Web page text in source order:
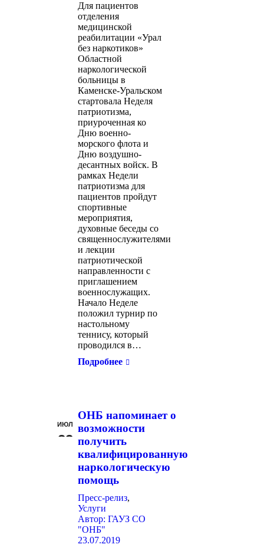
Для пациентов
отделения
медицинской
реабилитации «Урал
без наркотиков»
Областной
наркологической
больницы в
Каменске-Уральском
стартовала Неделя
патриотизма,
приуроченная ко
Дню военно-
морского флота и
Дню воздушно-
десантных войск. В
рамках Недели
патриотизма для
пациентов пройдут
спортивные
мероприятия,
духовные беседы со
священнослужителями
и лекции
патриотической
направленности с
приглашением
военнослужащих.
Начало Неделе
положил турнир по
настольному
теннису, который
проводился в…
Подробнее
ИЮЛ
23
ОНБ напоминает о
возможности
получить
квалифицированную
наркологическую
помощь
Пресс-релиз,
Услуги
Автор: ГАУЗ СО
"ОНБ"
23.07.2019